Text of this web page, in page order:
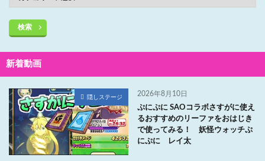
検索
新着動画
隠しステージ 2026年8月10日
ぷにぷに SAOコラボさすがに使え
るおすすめのリーファをおはじき
で使ってみる！ 妖怪ウォッチぷ
にぷに レイ太